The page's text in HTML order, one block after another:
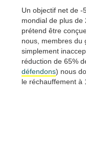
Un objectif net de
mondial de plus de
prétend être
nous, membres du
simplement
réduction de 65%
défendons) nous
le réchauffement à